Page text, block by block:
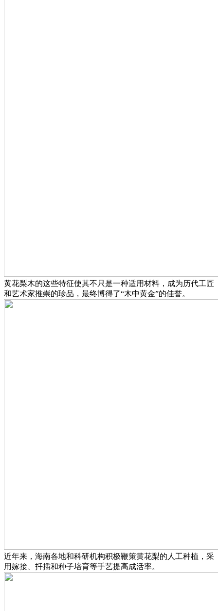
黄花梨木的这些特征使其不只是一种适用材料，成为历代工匠
和艺术家推崇的珍品，最终博得了“木中黄金”的佳誉。
近年来，海南各地和科研机构积极鞭策黄花梨的人工种植，采
用嫁接、扦插和种子培育等手艺提高成活率。